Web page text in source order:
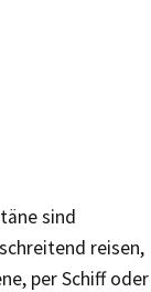
sind
reisen,
per Schiff oder